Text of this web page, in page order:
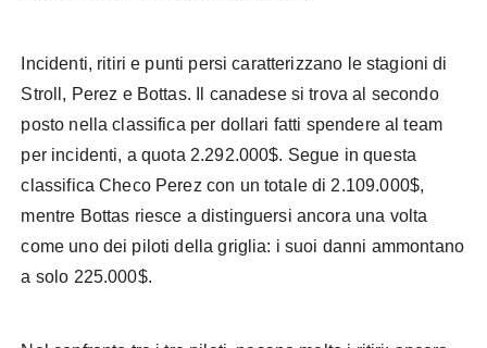
Incidenti, ritiri e punti persi caratterizzano le stagioni di
Stroll, Perez e Bottas. Il canadese si trova al secondo
posto nella classifica per dollari fatti spendere al team
per incidenti, a quota 2.292.000$. Segue in questa
classifica Checo Perez con un totale di 2.109.000$,
mentre Bottas riesce a distinguersi ancora una volta
come uno dei piloti della griglia: i suoi danni ammontano
a solo 225.000$.